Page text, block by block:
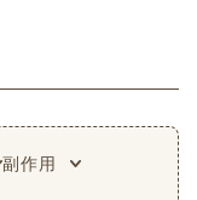
副作用